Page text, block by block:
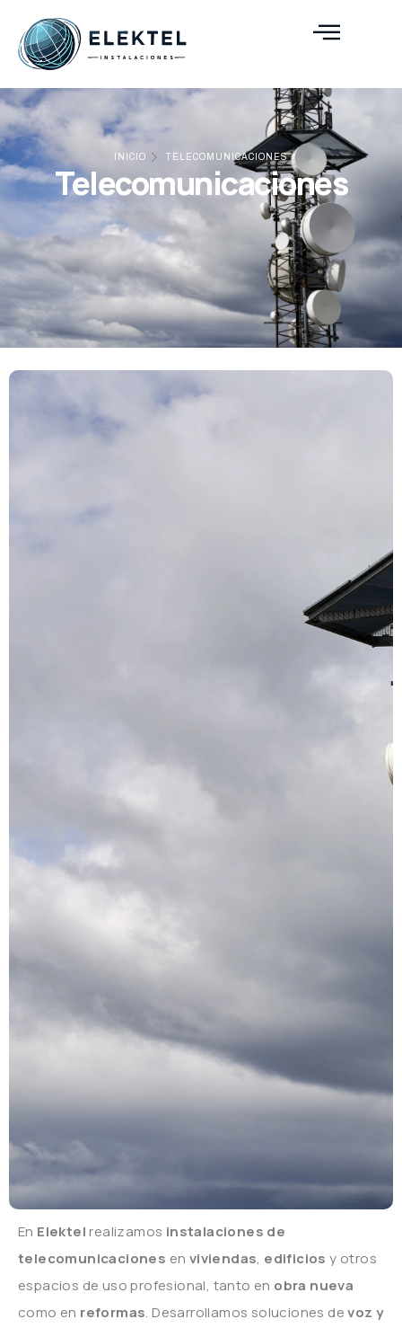
INICIO TELECOMUNICACIONES
Telecomunicaciones
En Elektel realizamos instalaciones de
telecomunicaciones en viviendas, edificios y otros
espacios de uso profesional, tanto en obra nueva
como en reformas. Desarrollamos soluciones devoz y